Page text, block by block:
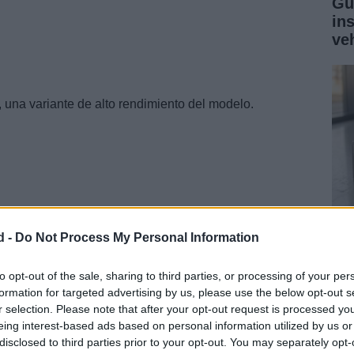
- Do Not Process My Personal Information
opt-out of the sale, sharing to third parties, or processing of your
for targeted advertising by us, please use the below opt-out
selection. Please note that after your opt-out request is processed
interest-based ads based on personal information utilized by us
to third parties prior to your opt-out. You may separately
variante de alto rendimiento del modelo.
página web de Teófilo Chin, que se ha atrevido ya a
podría ser la varianteSport del utilitario japonés